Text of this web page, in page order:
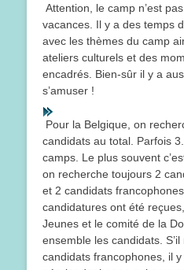
Attention, le camp n’est
vacances. Il y a des temps
avec les thèmes du camp
ateliers culturels et des
encadrés. Bien-sûr il y a
s’amuser !
Pour la Belgique, on
candidats au total. Parfois
camps. Le plus souvent
on recherche toujours 2
et 2 candidats
candidatures ont été
Jeunes et le comité de la
ensemble les candidats. S’il
candidats francophones, il